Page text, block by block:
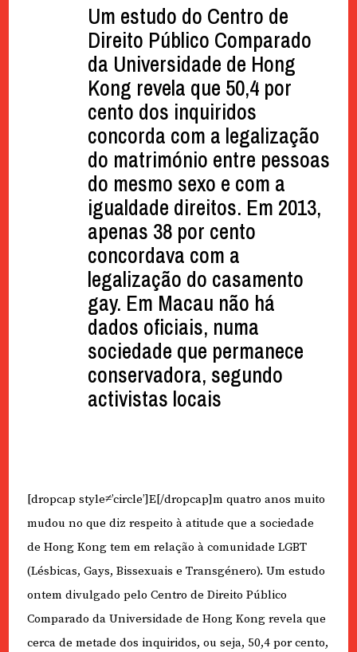
Um estudo do Centro de
Direito Público Comparado
da Universidade de Hong
Kong revela que 50,4 por
cento dos inquiridos
concorda com a legalização
do matrimónio entre pessoas
do mesmo sexo e com a
igualdade direitos. Em 2013,
apenas 38 por cento
concordava com a
legalização do casamento
gay. Em Macau não há
dados oficiais, numa
sociedade que permanece
conservadora, segundo
activistas locais
[dropcap style≠’circle’]E[/dropcap]m quatro anos muito
mudou no que diz respeito à atitude que a sociedade
de Hong Kong tem em relação à comunidade LGBT
(Lésbicas, Gays, Bissexuais e Transgénero). Um estudo
ontem divulgado pelo Centro de Direito Público
Comparado da Universidade de Hong Kong revela que
cerca de metade dos inquiridos, ou seja, 50,4 por cento,